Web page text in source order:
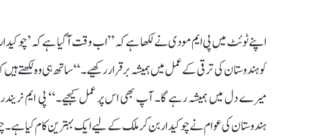
اپنے ٹوئٹ میں پی ایم مودی نے لکھا ہے کہ ’’اب وقت آ گیا ہے کہ
کو ہندوستان کی ترقی کے عمل میں ہمیشہ برقرار رکھیے۔‘‘ ساتھ ہی وہ
میرے دل میں ہمیشہ رہے گا۔ آپ بھی اس پر عمل کیجیے۔‘‘ پی ایم
ہندوستان کی عوام نے چوکیدار بن کر ملک کے لیے ایک بہترین کام کیا